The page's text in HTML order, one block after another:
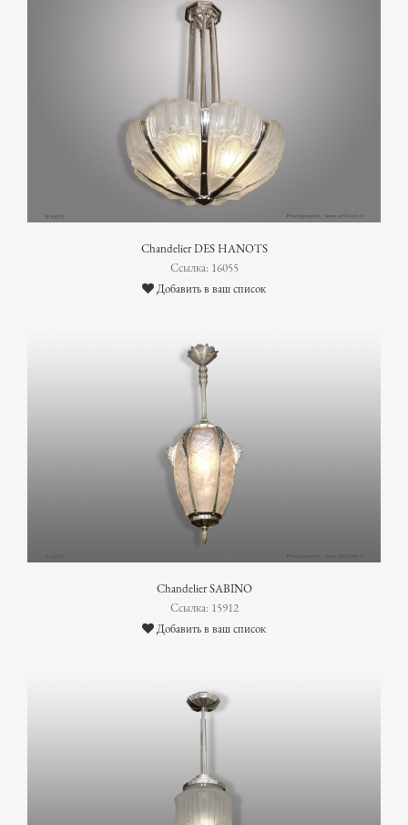
Chandelier DES HANOTS
Ссылка: 16055
Добавить в ваш список
Chandelier SABINO
Ссылка: 15912
Добавить в ваш список